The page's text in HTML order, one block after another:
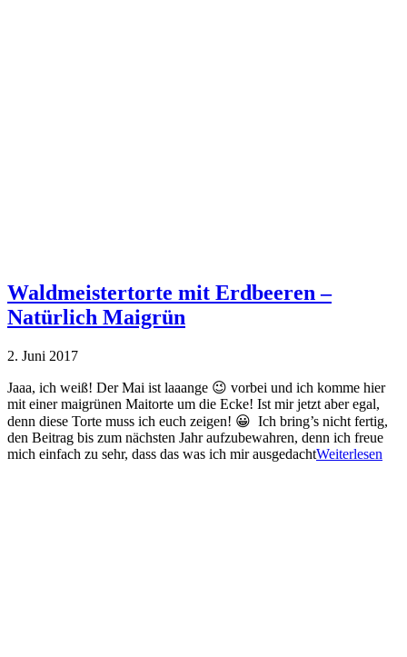
Waldmeistertorte mit Erdbeeren –
Natürlich Maigrün
2. Juni 2017
Jaaa, ich weiß! Der Mai ist laaange 😉 vorbei und ich komme hier
mit einer maigrünen Maitorte um die Ecke! Ist mir jetzt aber egal,
denn diese Torte muss ich euch zeigen! 😀 Ich bring’s nicht fertig,
den Beitrag bis zum nächsten Jahr aufzubewahren, denn ich freue
mich einfach zu sehr, dass das was ich mir ausgedachtWeiterlesen